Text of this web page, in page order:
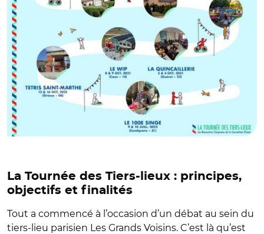
La Tournée des Tiers-lieux : principes,
objectifs et finalités
Tout a commencé à l’occasion d’un débat au sein du
tiers-lieu parisien Les Grands Voisins. C’est là qu’est